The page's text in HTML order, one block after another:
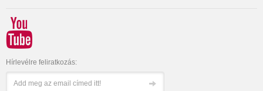
Hírlevélre feliratkozás: